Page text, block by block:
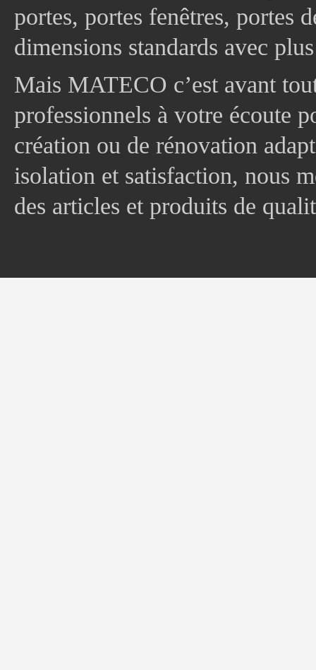
portes, portes fenêtres, portes
dimensions standards avec
Mais MATECO c’est avant
professionnels à votre écoute
création ou de rénovation
isolation et satisfaction, nous
des articles et produits de